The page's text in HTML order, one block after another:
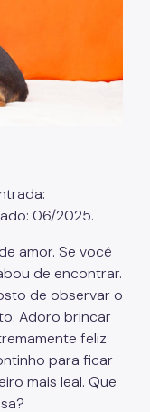
- IST/AIDS
06/2025.
amor. Se você
de encontrar.
de observar o
Adoro brincar
feliz
para ficar
mais leal. Que